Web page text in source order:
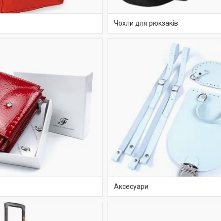
Чохли для рюкзаків
Аксесуари